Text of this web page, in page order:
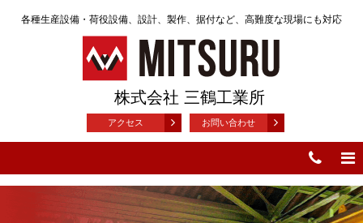
各種生産設備・荷役設備、設計、製作、据付など、高難度な現場にも対応
株式会社 三鶴工業所
アクセス お問い合わせ